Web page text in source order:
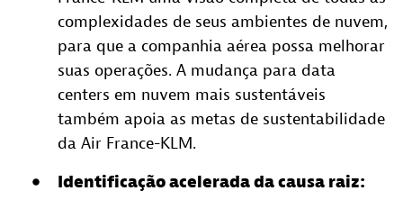
complexidades de seus ambientes de nuvem,
para que a companhia aérea possa melhorar
suas operações. A mudança para data
centers em nuvem mais sustentáveis
também apoia as metas de sustentabilidade
da Air France-KLM.
Identificação acelerada da causa raiz: